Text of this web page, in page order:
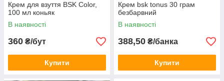
Крем для взуття BSK Color,
100 мл коньяк
В наявності
360 ₴/бут
Купити
Крем bsk tonus 30 грам
безбарвний
В наявності
388,50 ₴/банка
Купити